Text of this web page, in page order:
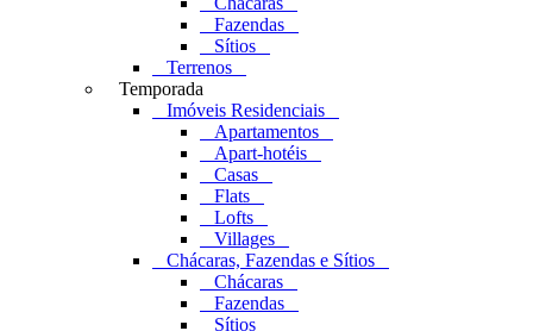
Fazendas
Sítios
Terrenos
Temporada
Imóveis Residenciais
Apartamentos
Apart-hotéis
Casas
Flats
Lofts
Villages
Chácaras, Fazendas e Sítios
Chácaras
Fazendas
Sítios